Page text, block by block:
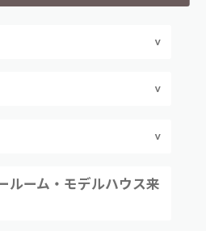
ルーム・モデルハウス来